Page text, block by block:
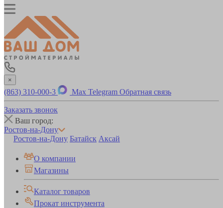
×
(863) 310-000-3 Max Telegram Обратная связь
Заказать звонок
Ваш город:
Ростов-на-Дону
Ростов-на-Дону Батайск Аксай
О компании
Магазины
Каталог товаров
Прокат инструмента